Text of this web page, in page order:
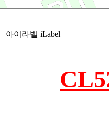
아이라벨 iLabel